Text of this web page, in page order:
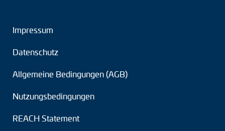
Impressum
Datenschutz
Allgemeine Bedingungen (AGB)
Nutzungsbedingungen
REACH Statement